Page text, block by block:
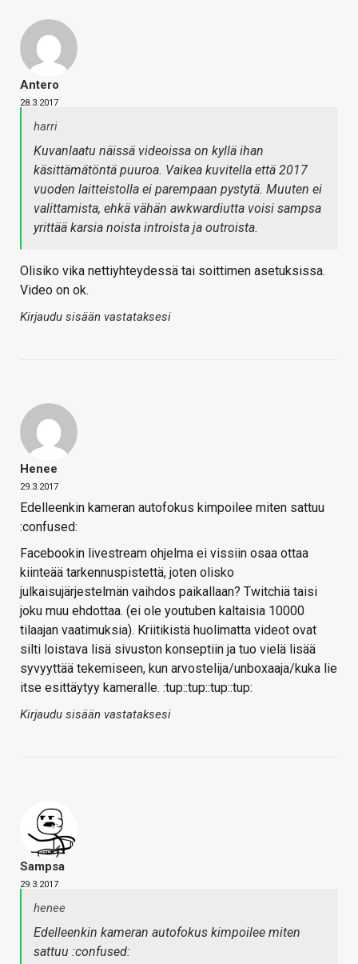
Antero
28.3.2017
harri
Kuvanlaatu näissä videoissa on kyllä ihan
käsittämätöntä puuroa. Vaikea kuvitella että 2017
vuoden laitteistolla ei parempaan pystytä. Muuten ei
valittamista, ehkä vähän awkwardiutta voisi sampsa
yrittää karsia noista introista ja outroista.
Olisiko vika nettiyhteydessä tai soittimen asetuksissa.
Video on ok.
Kirjaudu sisään vastataksesi
Henee
29.3.2017
Edelleenkin kameran autofokus kimpoilee miten sattuu
:confused:
Facebookin livestream ohjelma ei vissiin osaa ottaa
kiinteää tarkennuspistettä, joten olisko
julkaisujärjestelmän vaihdos paikallaan? Twitchiä taisi
joku muu ehdottaa. (ei ole youtuben kaltaisia 10000
tilaajan vaatimuksia). Kriitikistä huolimatta videot ovat
silti loistava lisä sivuston konseptiin ja tuo vielä lisää
syvyyttää tekemiseen, kun arvostelija/unboxaaja/kuka lie
itse esittäytyy kameralle. :tup::tup::tup::tup:
Kirjaudu sisään vastataksesi
Sampsa
29.3.2017
henee
Edelleenkin kameran autofokus kimpoilee miten
sattuu :confused: